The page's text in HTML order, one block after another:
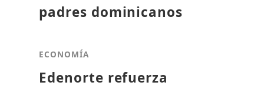
padres dominicanos
ECONOMÍA
Edenorte refuerza